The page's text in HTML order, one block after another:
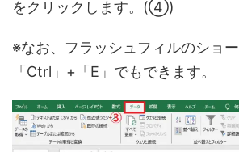
をクリックします。(④)
※なお、フラッシュフィルのショー
「Ctrl」+「E」でもできます。